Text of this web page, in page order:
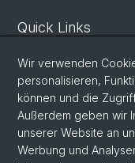
Quick Links
Vorlesungsverzeichnis
Raumtool Universität
Wir verwenden
personalisieren,
können und die
Außerdem geben wir
unserer Website an
Werbung und